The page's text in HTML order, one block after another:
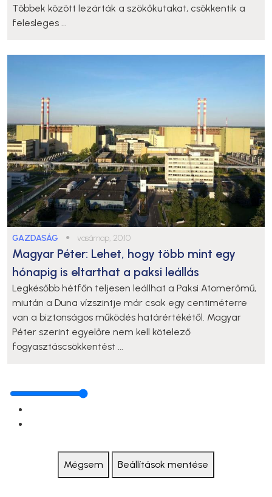
Többek között lezárták a szökőkutakat, csökkentik a
felesleges ...
GAZDASÁG ● vasárnap, 20:10
Magyar Péter: Lehet, hogy több mint egy
hónapig is eltarthat a paksi leállás
Legkésőbb hétfőn teljesen leállhat a Paksi Atomerőmű,
miután a Duna vízszintje már csak egy centiméterre
van a biztonságos működés határértékétől. Magyar
Péter szerint egyelőre nem kell kötelező
fogyasztáscsökkentést ...
Mégsem Beállítások mentése